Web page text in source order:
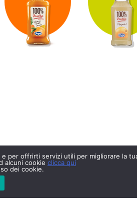
per offrirti servizi utili per migliorare la
alcuni cookie clicca qui
dei cookie.